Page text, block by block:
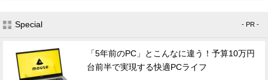
Special - PR -
「5年前のPC」とこんなに違う！予算10万円
台前半で実現する快適PCライフ